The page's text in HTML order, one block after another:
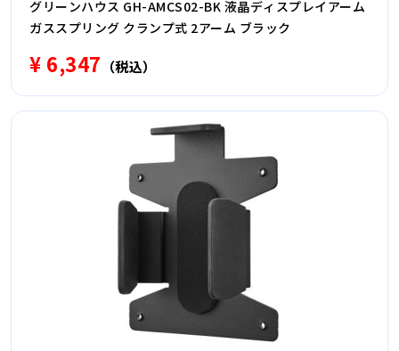
グリーンハウス GH-AMCS02-BK 液晶ディスプレイアーム
ガススプリング クランプ式 2アーム ブラック
¥ 6,347 （税込）